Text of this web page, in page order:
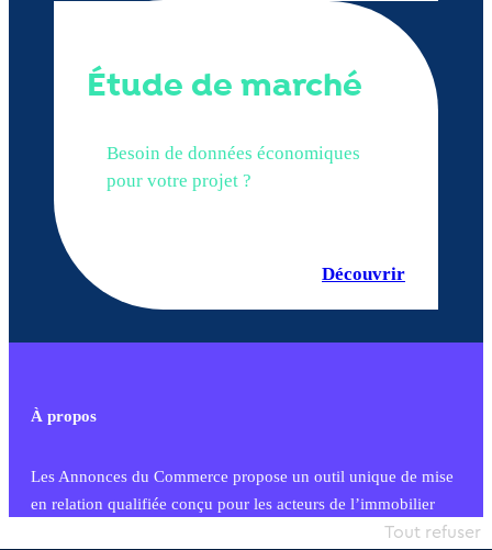
Étude de marché
Besoin de données économiques
pour votre projet ?
Découvrir
À propos
Les Annonces du Commerce propose un outil unique de mise
en relation qualifiée conçu pour les acteurs de l’immobilier
commercial et les collectivités territoriales, simple et intégrant
Tout refuser